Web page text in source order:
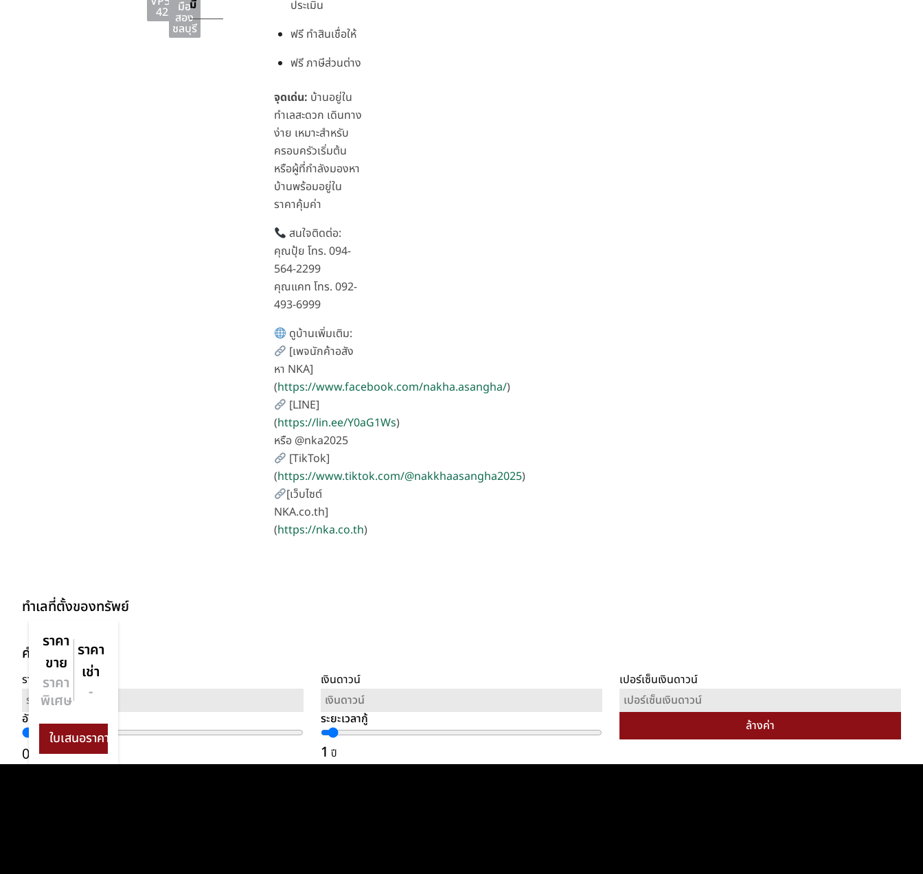
422 มือ
สอง
ชลบุรี
มี
ประเมิน
ฟรี ทำสินเชื่อให้
ฟรี ภาษีส่วนต่าง
จุดเด่น: บ้านอยู่ใน
ทำเลสะดวก เดินทาง
ง่าย เหมาะสำหรับ
ครอบครัวเริ่มต้น
หรือผู้ที่กำลังมองหา
บ้านพร้อมอยู่ใน
ราคาคุ้มค่า
สนใจติดต่อ:
คุณปุ้ย โทร. 094-
564-2299
คุณแคท โทร. 092-
493-6999
ดูบ้านเพิ่มเติม:
[เพจนักค้าอสัง
หา NKA]
(https://www.facebook.com/nakha.asangha/)
[LINE]
(https://lin.ee/Y0aG1Ws)
หรือ @nka2025
[TikTok]
(https://www.tiktok.com/@nakkhaasangha2025)
[เว็บไซต์
NKA.co.th]
(https://nka.co.th)
ราคา
ขาย
ราคา
พิเศษ
ราคา
เช่า
-
ทำเลที่ตั้งของทรัพย์
คำนวนสินเชื่อ
ราคาทรัพย์ เงินดาวน์ เปอร์เซ็นเงินดาวน์
อัตราดอกเบี้ย
0 %
ระยะเวลากู้
1 ปี
ล้างค่า